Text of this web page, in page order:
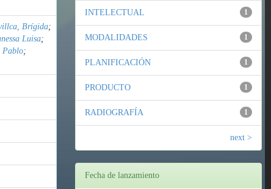
Brígida;
Luisa;
Pablo;
1
INTELECTUAL
1
MODALIDADES
1
PLANIFICACIÓN
1
PRODUCTO
1
RADIOGRAFÍA
next >
Fecha de lanzamiento